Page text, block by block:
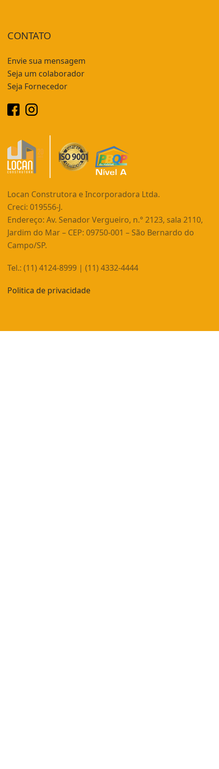
CONTATO
Envie sua mensagem
Seja um colaborador
Seja Fornecedor
Locan Construtora e Incorporadora Ltda.
Creci: 019556-J.
Endereço: Av. Senador Vergueiro, n.° 2123, sala 2110,
Jardim do Mar – CEP: 09750-001 – São Bernardo do
Campo/SP.
Tel.: (11) 4124-8999 | (11) 4332-4444
Politica de privacidade